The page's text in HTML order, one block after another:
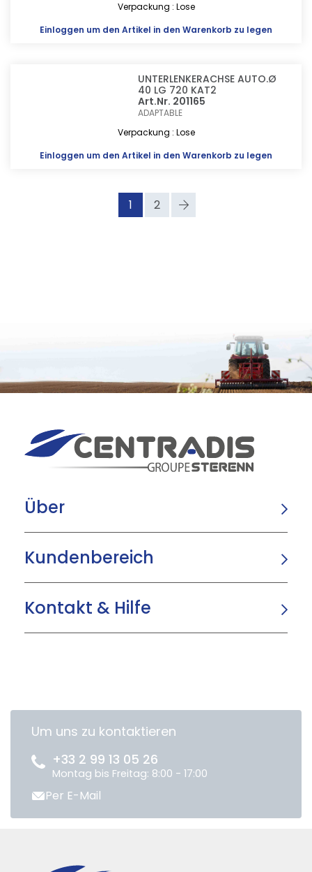
Verpackung : Lose
Einloggen um den Artikel in den Warenkorb zu legen
UNTERLENKERACHSE AUTO.Ø
40 LG 720 KAT2
Art.Nr. 201165
ADAPTABLE
Verpackung : Lose
Einloggen um den Artikel in den Warenkorb zu legen
1 2
Über
Kundenbereich
Kontakt & Hilfe
Um uns zu kontaktieren
+33 2 99 13 05 26
Montag bis Freitag: 8:00 - 17:00
Per E-Mail